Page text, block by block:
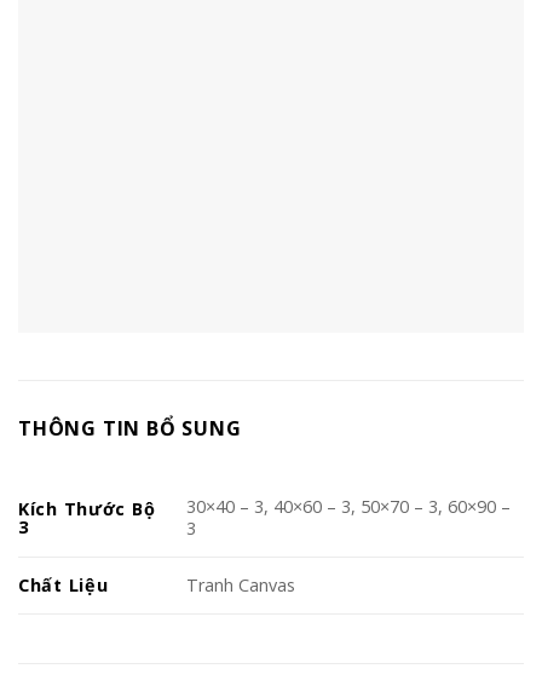
THÔNG TIN BỔ SUNG
Kích Thước Bộ
3
30×40 – 3, 40×60 – 3, 50×70 – 3, 60×90 –
3
Chất Liệu Tranh Canvas